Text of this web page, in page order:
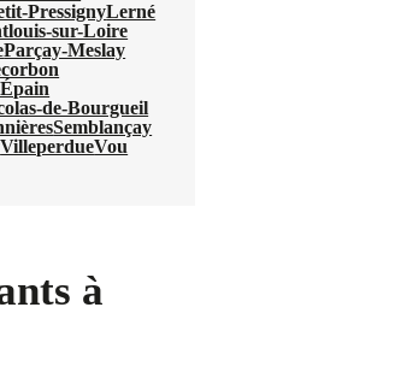
PressignyLerné
sur-Loire
Parçay-Meslay
de-Bourgueil
Semblançay
VilleperdueVou
à